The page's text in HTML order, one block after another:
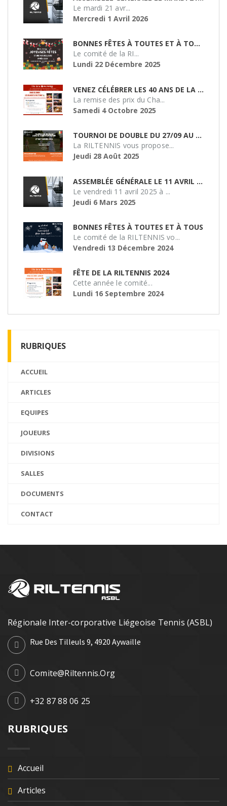
Le mardi 21 avr...
Mercredi 1 Avril 2026
BONNES FÊTES À TOUTES ET À TOUS !
Le comité de la RI...
Lundi 22 Décembre 2025
VENEZ CÉLÉBRER LES 40 ANS DE LA RILTENNIS !
La remise des prix du Cha...
Samedi 4 Octobre 2025
TOURNOI DE DOUBLE DU 27/09 AU SMASH 51
La RILTENNIS vous propose...
Jeudi 28 Août 2025
ASSEMBLÉE GÉNÉRALE LE 11 AVRIL 2025 À 19H
Le vendredi 11 avril 2025 à ...
Jeudi 6 Mars 2025
BONNES FÊTES À TOUTES ET À TOUS
Le comité de la RILTENNIS vo...
Vendredi 13 Décembre 2024
FÊTE DE LA RILTENNIS 2024
Cette année le comité...
Lundi 16 Septembre 2024
RUBRIQUES
ACCUEIL
ARTICLES
EQUIPES
JOUEURS
DIVISIONS
SALLES
DOCUMENTS
CONTACT
Régionale Inter-corporative Liégeoise Tennis (ASBL)
Rue Des Tilleuls 9, 4920 Aywaille
Comite@riltennis.org
+32 87 88 06 25
RUBRIQUES
Accueil
Articles